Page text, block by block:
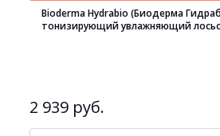
Bioderma Hydrabio (Биодерма
тонизирующий увлажняющий
2 939 руб.